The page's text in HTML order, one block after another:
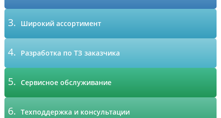
3. Широкий ассортимент
4. Разработка по ТЗ заказчика
5. Сервисное обслуживание
6. Техподдержка и консультации